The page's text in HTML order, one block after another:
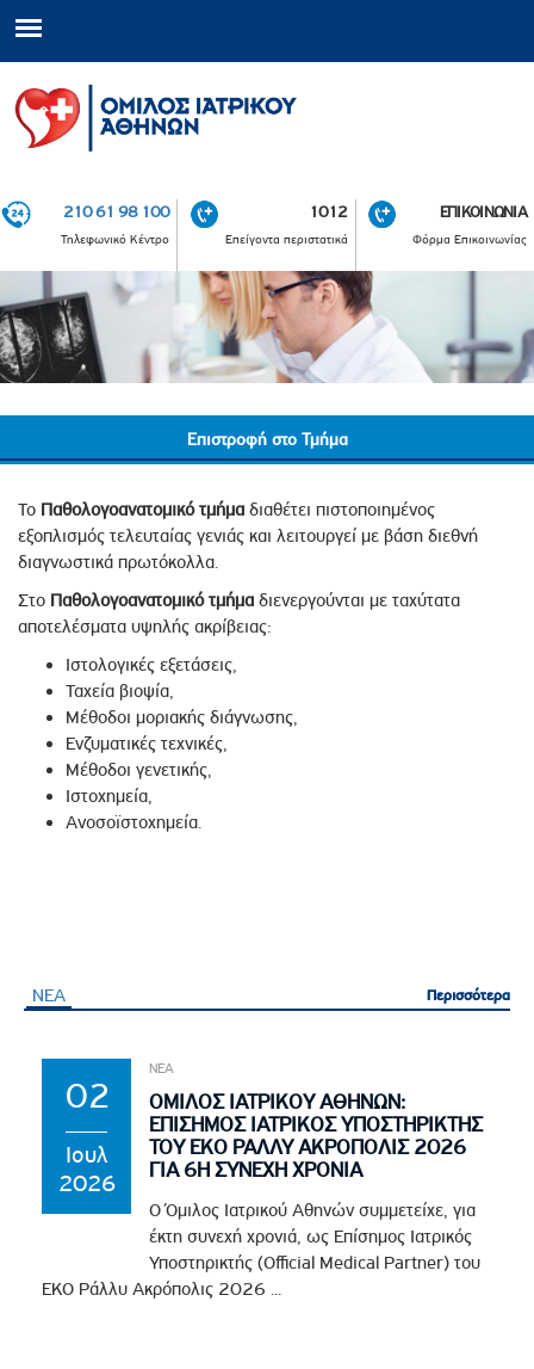
210 61 98 100
Τηλεφωνικό Κέντρο
1012
Επείγοντα περιστατικά
ΕΠΙΚΟΙΝΩΝΙΑ
Φόρμα Επικοινωνίας
Επιστροφή στο Τμήμα
Το Παθολογοανατομικό τμήμα διαθέτει πιστοποιημένος
εξοπλισμός τελευταίας γενιάς και λειτουργεί με βάση διεθνή
διαγνωστικά πρωτόκολλα.
Στο Παθολογοανατομικό τμήμα διενεργούνται με ταχύτατα
αποτελέσματα υψηλής ακρίβειας:
Ιστολογικές εξετάσεις,
Ταχεία βιοψία,
Μέθοδοι μοριακής διάγνωσης,
Ενζυματικές τεχνικές,
Μέθοδοι γενετικής,
Ιστοχημεία,
Ανοσοϊστοχημεία.
ΝΕΑ Περισσότερα
Περισσότερα
02
Ιουλ
2026
ΝΕΑ
ΟΜΙΛΟΣ ΙΑΤΡΙΚΟΥ ΑΘΗΝΩΝ:
ΕΠΙΣΗΜΟΣ ΙΑΤΡΙΚΟΣ ΥΠΟΣΤΗΡΙΚΤΗΣ
ΤΟΥ EKO ΡΑΛΛΥ ΑΚΡΟΠΟΛΙΣ 2026
ΓΙΑ 6Η ΣΥΝΕΧΗ ΧΡΟΝΙΑ
Ο Όμιλος Ιατρικού Αθηνών συμμετείχε, για
έκτη συνεχή χρονιά, ως Επίσημος Ιατρικός
Υποστηρικτής (Official Medical Partner) του
EKO Ράλλυ Ακρόπολις 2026 ...